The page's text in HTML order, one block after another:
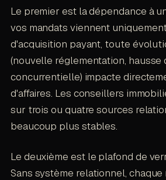
Le premier est la dépendance à
vos mandats viennent
d'acquisition payant, toute
(nouvelle réglementation, hausse
concurrentielle) impacte
d'affaires. Les conseillers
sur trois ou quatre sources
beaucoup plus stables.
Le deuxième est le plafond de
Sans système relationnel, chaque